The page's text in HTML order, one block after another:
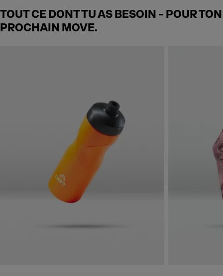
TOUT CE DONT TU AS BESOIN – POUR TON
PROCHAIN MOVE.
Skip to next section